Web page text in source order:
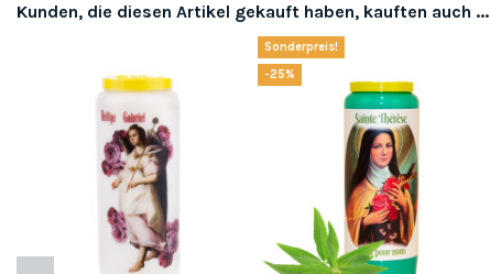
Kunden, die diesen Artikel gekauft haben, kauften auch ...
Sonderpreis!
-25%